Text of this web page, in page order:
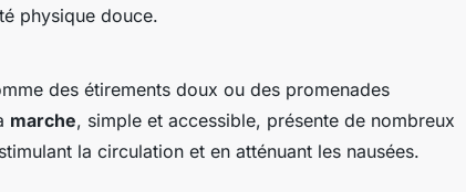
physique douce.
des étirements doux ou des promenades
marche, simple et accessible, présente de nombreux
la circulation et en atténuant les nausées.